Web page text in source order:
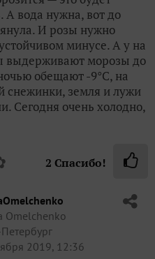
А вода нужна, вот до
И розы нужно
минусе. А у на
выдерживают морозы до
обещают -9°С, на
снежинки, земля и лужи
Сегодня очень холодно,
2 Спасибо!
Omelchenko
2019, 12:36